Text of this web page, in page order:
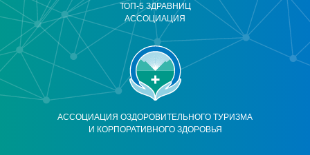
АССОЦИАЦИЯ ОЗДОРОВИТЕЛЬНОГО ТУРИЗМА
И КОРПОРАТИВНОГО ЗДОРОВЬЯ
ТОП-5 ЗДРАВНИЦ
АССОЦИАЦИЯ